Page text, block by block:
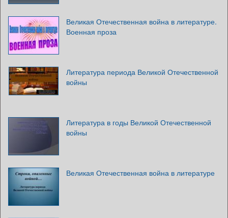
Великая Отечественная война в литературе.
Военная проза
Литература периода Великой Отечественной
войны
Литература в годы Великой Отечественной
войны
Великая Отечественная война в литературе